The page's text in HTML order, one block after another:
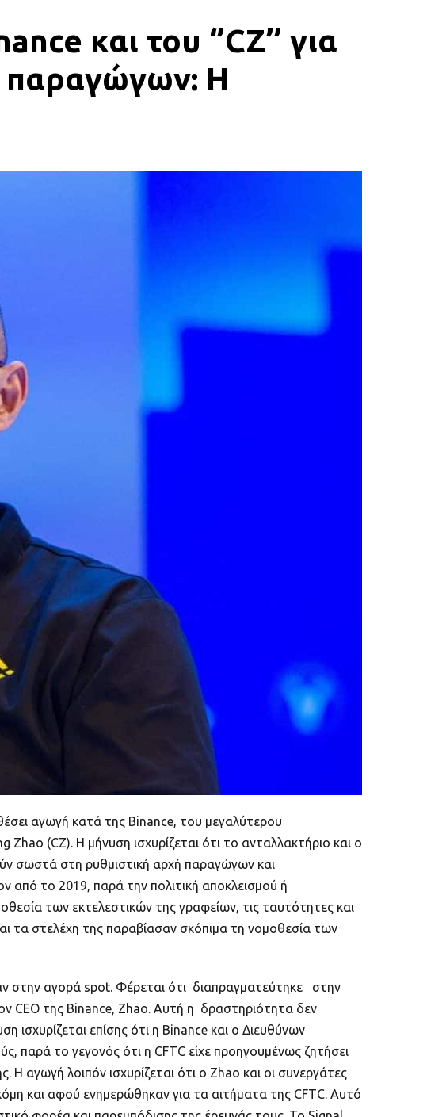
και του ‘’CZ’’ για
παραγώγων: H
αγωγή κατά της Binance, του μεγαλύτερου
(CZ). Η μήνυση ισχυρίζεται ότι το ανταλλακτήριο και ο
σωστά στη ρυθμιστική αρχή παραγώγων και
από το 2019, παρά την πολιτική αποκλεισμού ή
των εκτελεστικών της γραφείων, τις ταυτότητες και
τα στελέχη της παραβίασαν σκόπιμα τη νομοθεσία των
στην αγορά spot. Φέρεται ότι διαπραγματεύτηκε στην
CEO της Binance, Zhao. Αυτή η δραστηριότητα δεν
επίσης ότι η Binance και ο Διευθύνων
παρά το γεγονός ότι η CFTC είχε προηγουμένως ζητήσει
αγωγή λοιπόν ισχυρίζεται ότι ο Zhao και οι συνεργάτες
και αφού ενημερώθηκαν για τα αιτήματα της CFTC. Αυτό